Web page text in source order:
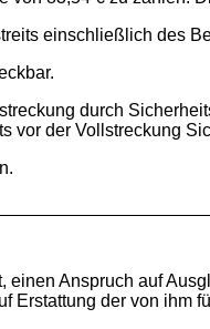
einschließlich des
durch
vor der Vollstreckung
Anspruch auf
Erstattung der von